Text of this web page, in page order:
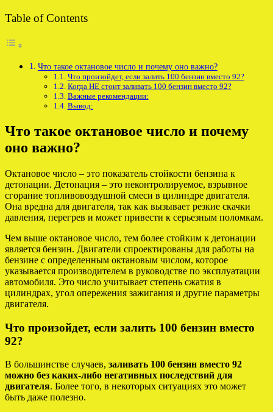
Table of Contents
Что такое октановое число и почему оно важно?
Что произойдет, если залить 100 бензин вместо 92?
Когда НЕ стоит заливать 100 бензин вместо 92?
Важные рекомендации:
Вывод:
Что такое октановое число и почему
оно важно?
Октановое число – это показатель стойкости бензина к
детонации. Детонация – это неконтролируемое, взрывное
сгорание топливовоздушной смеси в цилиндре двигателя.
Она вредна для двигателя, так как вызывает резкие скачки
давления, перегрев и может привести к серьезным поломкам.
Чем выше октановое число, тем более стойким к детонации
является бензин. Двигатели спроектированы для работы на
бензине с определенным октановым числом, которое
указывается производителем в руководстве по эксплуатации
автомобиля. Это число учитывает степень сжатия в
цилиндрах, угол опережения зажигания и другие параметры
двигателя.
Что произойдет, если залить 100 бензин вместо
92?
В большинстве случаев, заливать 100 бензин вместо 92
можно без каких-либо негативных последствий для
двигателя. Более того, в некоторых ситуациях это может
быть даже полезно.